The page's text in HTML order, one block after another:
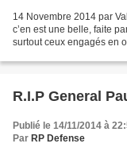
14 Novembre 2014 par
c’en est une belle, faite
surtout ceux engagés en
R.I.P General
Publié le 14/11/2014 à
Par RP Defense